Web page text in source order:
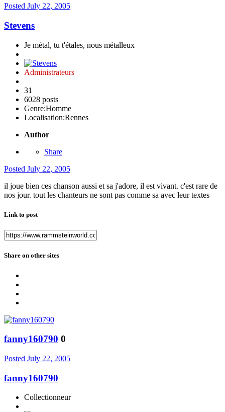
Posted July 22, 2005
Stevens
Je métal, tu t'étales, nous métalleux
Administrateurs
31
6028 posts
Genre:Homme
Localisation:Rennes
Author
Share
Posted July 22, 2005
il joue bien ces chanson aussi et sa j'adore, il est vivant. c'est rare de
nos jour. tout les chanteurs ne sont pas comme sa avec leur textes
Link to post
Share on other sites
fanny160790 0
Posted July 22, 2005
fanny160790
Collectionneur